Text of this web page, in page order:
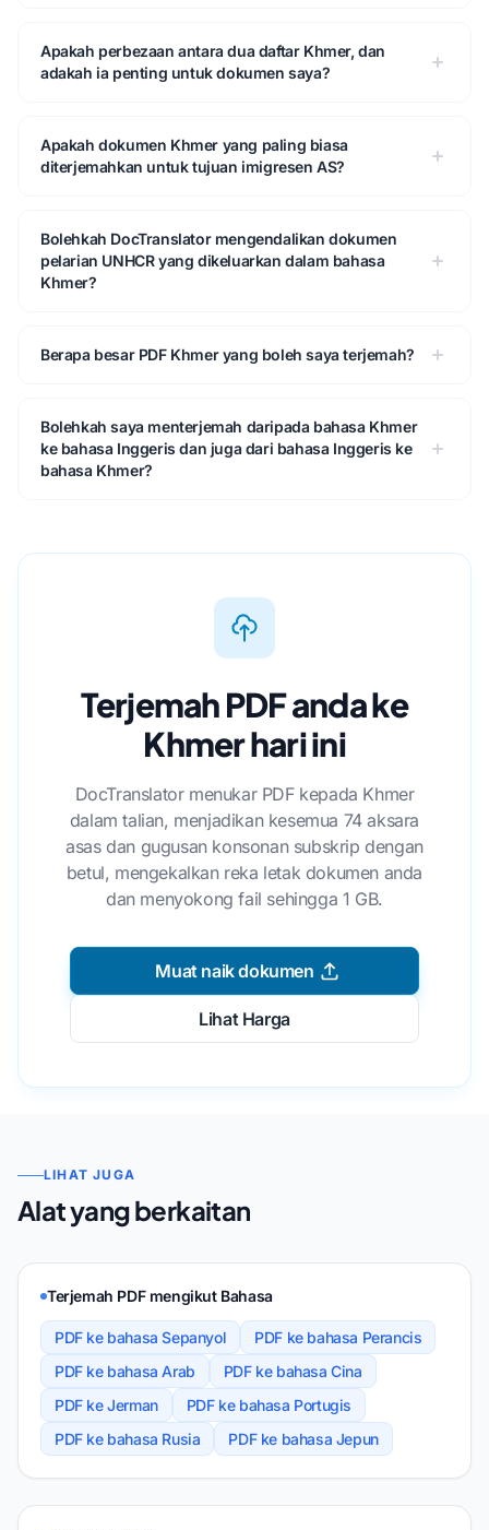
Apakah perbezaan antara dua daftar Khmer, dan
adakah ia penting untuk dokumen saya?
Apakah dokumen Khmer yang paling biasa
diterjemahkan untuk tujuan imigresen AS?
Bolehkah DocTranslator mengendalikan dokumen
pelarian UNHCR yang dikeluarkan dalam bahasa
Khmer?
Berapa besar PDF Khmer yang boleh saya terjemah?
Bolehkah saya menterjemah daripada bahasa Khmer
ke bahasa Inggeris dan juga dari bahasa Inggeris ke
bahasa Khmer?
Terjemah PDF anda ke
Khmer hari ini
DocTranslator menukar PDF kepada Khmer
dalam talian, menjadikan kesemua 74 aksara
asas dan gugusan konsonan subskrip dengan
betul, mengekalkan reka letak dokumen anda
dan menyokong fail sehingga 1 GB.
Muat naik dokumen
Lihat Harga
LIHAT JUGA
Alat yang berkaitan
Terjemah PDF mengikut Bahasa
PDF ke bahasa Sepanyol
PDF ke bahasa Perancis
PDF ke bahasa Arab
PDF ke bahasa Cina
PDF ke Jerman
PDF ke bahasa Portugis
PDF ke bahasa Rusia
PDF ke bahasa Jepun